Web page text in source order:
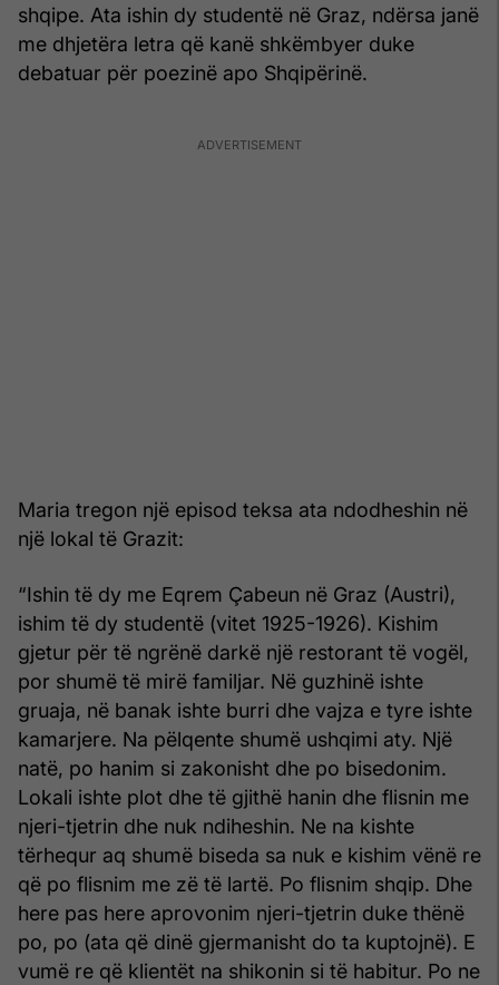
shqipe. Ata ishin dy studentë në Graz, ndërsa janë
me dhjetëra letra që kanë shkëmbyer duke
debatuar për poezinë apo Shqipërinë.
Maria tregon një episod teksa ata ndodheshin në
një lokal të Grazit:
“Ishin të dy me Eqrem Çabeun në Graz (Austri),
ishim të dy studentë (vitet 1925-1926). Kishim
gjetur për të ngrënë darkë një restorant të vogël,
por shumë të mirë familjar. Në guzhinë ishte
gruaja, në banak ishte burri dhe vajza e tyre ishte
kamarjere. Na pëlqente shumë ushqimi aty. Një
natë, po hanim si zakonisht dhe po bisedonim.
Lokali ishte plot dhe të gjithë hanin dhe flisnin me
njeri-tjetrin dhe nuk ndiheshin. Ne na kishte
tërhequr aq shumë biseda sa nuk e kishim vënë re
që po flisnim me zë të lartë. Po flisnim shqip. Dhe
here pas here aprovonim njeri-tjetrin duke thënë
po, po (ata që dinë gjermanisht do ta kuptojnë). E
vumë re që klientët na shikonin si të habitur. Po ne